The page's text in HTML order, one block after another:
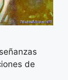
de